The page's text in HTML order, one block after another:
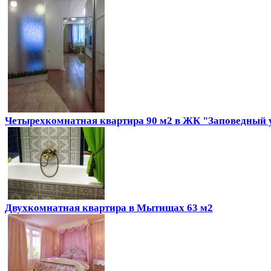
Четырехкомнатная квартира 90 м2 в ЖК "Заповедный
Двухкомнатная квартира в Мытищах 63 м2